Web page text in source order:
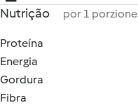
Nutrição por 1 porzione
Proteína
Energia
Gordura
Fibra